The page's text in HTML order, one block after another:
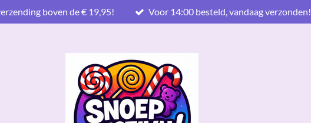
boven de € 19,95! Voor 14:00 besteld, vandaag verzonden!